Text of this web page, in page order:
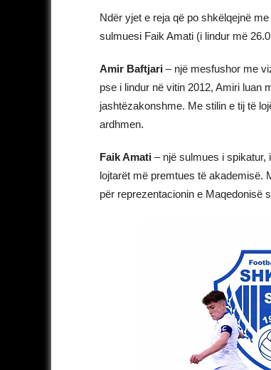
Ndër yjet e reja që po shkëlqejnë
sulmuesi Faik Amati (i lindur më
Amir Baftjari – një mesfushor me
pse i lindur në vitin 2012, Amiri luan
jashtëzakonshme. Me stilin e tij të
ardhmen.
Faik Amati – një sulmues i spikatur,
lojtarët më premtues të akademisë.
për reprezentacionin e Maqedonisë